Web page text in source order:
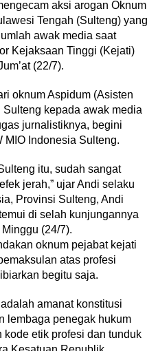
aksi arogan Oknum
Tengah (Sulteng) yang
awak media saat
Kejaksaan Tinggi (Kejati)
(22/7).
oknum Aspidum (Asisten
kepada awak media
jurnalistiknya, begini
MIO Indonesia Sulteng.
itu, sudah sangat
jerah,” ujar Andi selaku
Provinsi Sulteng, Andi
di selah kunjungannya
(24/7).
oknum pejabat kejati
atas profesi
begitu saja.
amanat konstitusi
lembaga penegak hukum
kode etik profesi dan tunduk